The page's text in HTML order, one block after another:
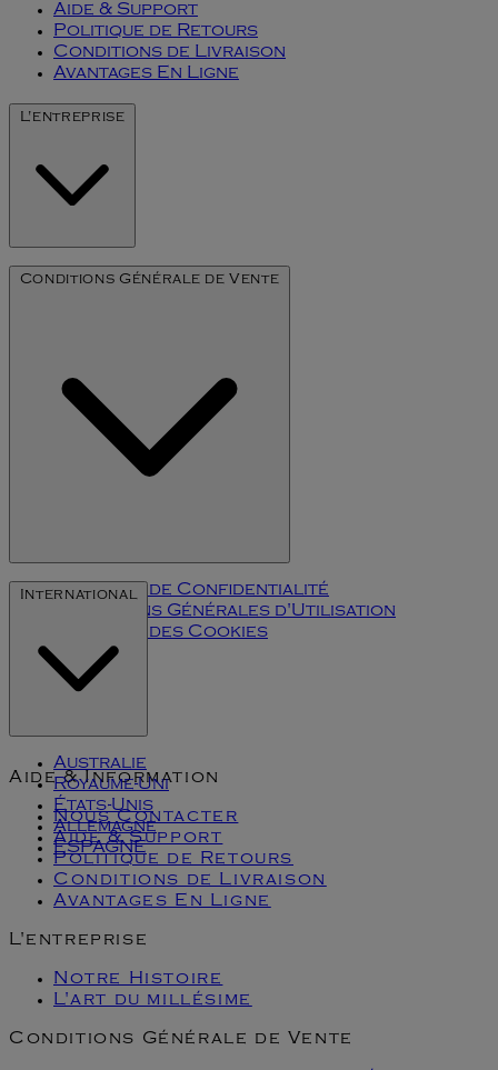
Aide & Support
Politique de Retours
Conditions de Livraison
Avantages En Ligne
L'entreprise
Notre Histoire
Conditions Générale de Vente
Politique de Confidentialité
Conditions Générales d'Utilisation
Politique des Cookies
Klarna
International
Australie
Royaume-Uni
États-Unis
Allemagne
ESPAGNE
Aide & Information
Nous Contacter
Aide & Support
Politique de Retours
Conditions de Livraison
Avantages En Ligne
L'entreprise
Notre Histoire
L'art du millésime
Conditions Générale de Vente